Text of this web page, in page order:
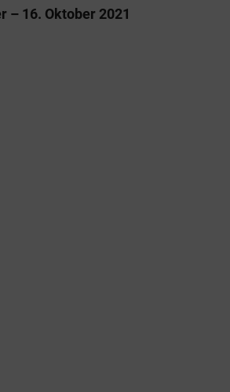
– 16. Oktober 2021